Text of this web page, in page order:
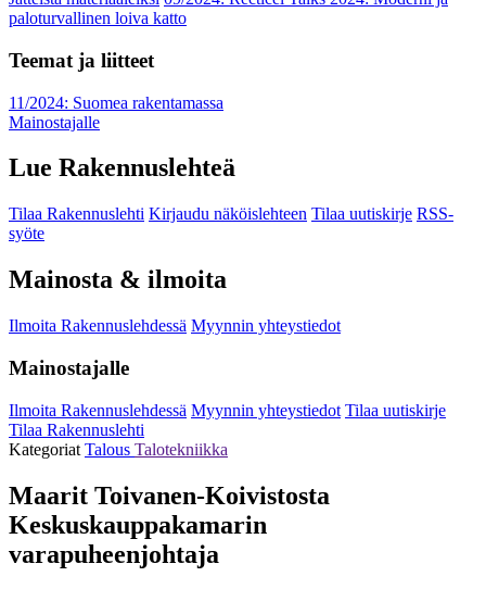
paloturvallinen loiva katto
Teemat ja liitteet
11/2024: Suomea rakentamassa
Mainostajalle
Lue Rakennuslehteä
Tilaa Rakennuslehti Kirjaudu näköislehteen Tilaa uutiskirje RSS-
syöte
Mainosta & ilmoita
Ilmoita Rakennuslehdessä Myynnin yhteystiedot
Mainostajalle
Ilmoita Rakennuslehdessä Myynnin yhteystiedot Tilaa uutiskirje
Tilaa Rakennuslehti
Kategoriat Talous Talotekniikka
Maarit Toivanen-Koivistosta
Keskuskauppakamarin
varapuheenjohtaja